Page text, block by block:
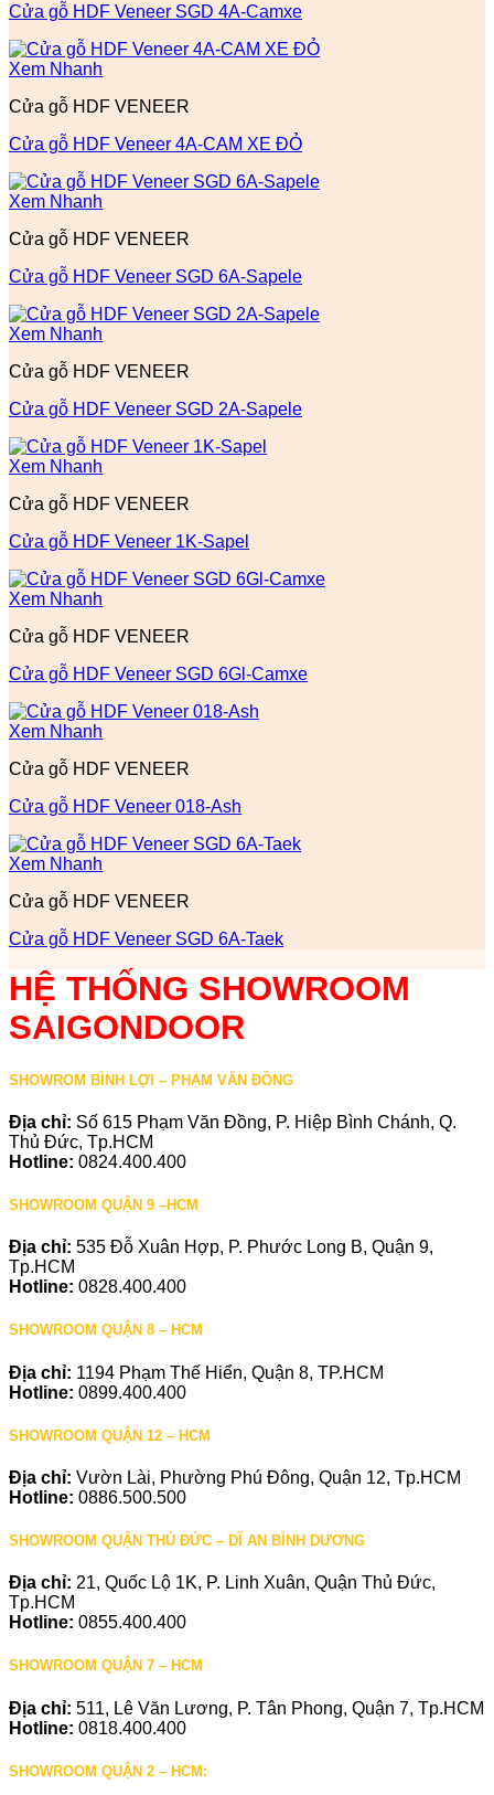
Cửa gỗ HDF Veneer SGD 4A-Camxe
Xem Nhanh
Cửa gỗ HDF VENEER
Cửa gỗ HDF Veneer 4A-CAM XE ĐỎ
Xem Nhanh
Cửa gỗ HDF VENEER
Cửa gỗ HDF Veneer SGD 6A-Sapele
Xem Nhanh
Cửa gỗ HDF VENEER
Cửa gỗ HDF Veneer SGD 2A-Sapele
Xem Nhanh
Cửa gỗ HDF VENEER
Cửa gỗ HDF Veneer 1K-Sapel
Xem Nhanh
Cửa gỗ HDF VENEER
Cửa gỗ HDF Veneer SGD 6Gl-Camxe
Xem Nhanh
Cửa gỗ HDF VENEER
Cửa gỗ HDF Veneer 018-Ash
Xem Nhanh
Cửa gỗ HDF VENEER
Cửa gỗ HDF Veneer SGD 6A-Taek
HỆ THỐNG SHOWROOM
SAIGONDOOR
SHOWROM BÌNH LỢI – PHẠM VĂN ĐỒNG
Địa chỉ: Số 615 Phạm Văn Đồng, P. Hiệp Bình Chánh, Q.
Thủ Đức, Tp.HCM
Hotline: 0824.400.400
SHOWROOM QUẬN 9 –HCM
Địa chỉ: 535 Đỗ Xuân Hợp, P. Phước Long B, Quận 9,
Tp.HCM
Hotline: 0828.400.400
SHOWROOM QUẬN 8 – HCM
Địa chỉ: 1194 Phạm Thế Hiển, Quận 8, TP.HCM
Hotline: 0899.400.400
SHOWROOM QUẬN 12 – HCM
Địa chỉ: Vườn Lài, Phường Phú Đông, Quận 12, Tp.HCM
Hotline: 0886.500.500
SHOWROOM QUẬN THỦ ĐỨC – DĨ AN BÌNH DƯƠNG
Địa chỉ: 21, Quốc Lộ 1K, P. Linh Xuân, Quận Thủ Đức,
Tp.HCM
Hotline: 0855.400.400
SHOWROOM QUẬN 7 – HCM
Địa chỉ: 511, Lê Văn Lương, P. Tân Phong, Quận 7, Tp.HCM
Hotline: 0818.400.400
SHOWROOM QUẬN 2 – HCM: